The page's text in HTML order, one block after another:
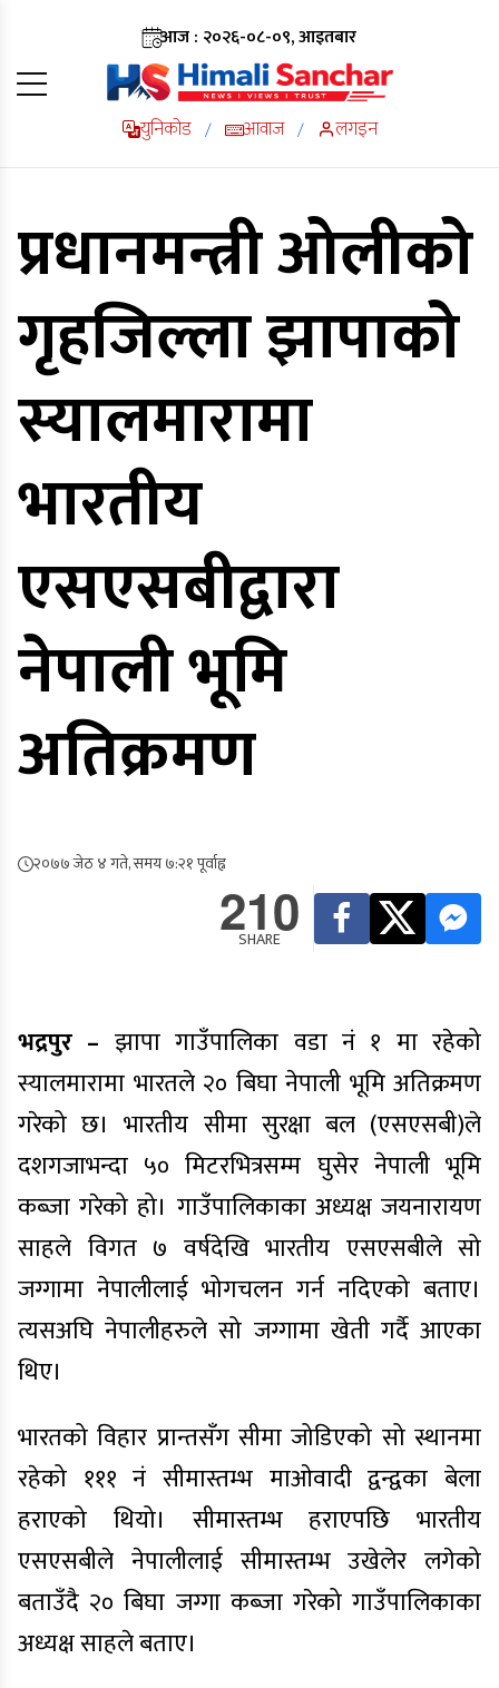
आज : २०२६-०८-०९, आइतबार
युनिकोड / आवाज / लगइन
प्रधानमन्त्री ओलीको
गृहजिल्ला झापाको
स्यालमारामा
भारतीय
एसएसबीद्वारा
नेपाली भूमि
अतिक्रमण
२०७७ जेठ ४ गते, समय ७:२१ पूर्वाह्न
210
SHARE
भद्रपुर – झापा गाउँपालिका वडा नं १ मा रहेको
स्यालमारामा भारतले २० बिघा नेपाली भूमि अतिक्रमण
गरेको छ। भारतीय सीमा सुरक्षा बल (एसएसबी)ले
दशगजाभन्दा ५० मिटरभित्रसम्म घुसेर नेपाली भूमि
कब्जा गरेको हो। गाउँपालिकाका अध्यक्ष जयनारायण
साहले विगत ७ वर्षदेखि भारतीय एसएसबीले सो
जग्गामा नेपालीलाई भोगचलन गर्न नदिएको बताए।
त्यसअघि नेपालीहरुले सो जग्गामा खेती गर्दै आएका
थिए।
भारतको विहार प्रान्तसँग सीमा जोडिएको सो स्थानमा
रहेको १११ नं सीमास्तम्भ माओवादी द्वन्द्वका बेला
हराएको थियो। सीमास्तम्भ हराएपछि भारतीय
एसएसबीले नेपालीलाई सीमास्तम्भ उखेलेर लगेको
बताउँदै २० बिघा जग्गा कब्जा गरेको गाउँपालिकाका
अध्यक्ष साहले बताए।